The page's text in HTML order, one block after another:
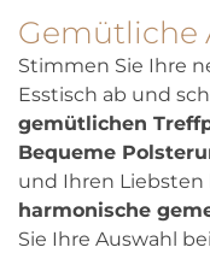
Gemütliche
Stimmen Sie Ihre
Esstisch ab und
gemütlichen
Bequeme
und Ihren
harmonische
Sie Ihre Auswahl